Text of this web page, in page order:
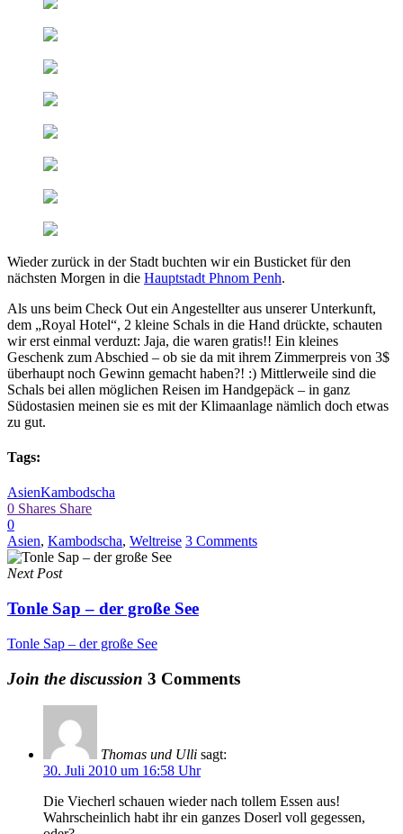
Wieder zurück in der Stadt buchten wir ein Busticket für den
nächsten Morgen in die Hauptstadt Phnom Penh.
Als uns beim Check Out ein Angestellter aus unserer Unterkunft,
dem „Royal Hotel“, 2 kleine Schals in die Hand drückte, schauten
wir erst einmal verduzt: Jaja, die waren gratis!! Ein kleines
Geschenk zum Abschied – ob sie da mit ihrem Zimmerpreis von 3$
überhaupt noch Gewinn gemacht haben?! :) Mittlerweile sind die
Schals bei allen möglichen Reisen im Handgepäck – in ganz
Südostasien meinen sie es mit der Klimaanlage nämlich doch etwas
zu gut.
Tags:
AsienKambodscha
0 Shares Share
0
Asien, Kambodscha, Weltreise 3 Comments
Next Post
Tonle Sap – der große See
Tonle Sap – der große See
Join the discussion 3 Comments
Thomas und Ulli sagt:
30. Juli 2010 um 16:58 Uhr
Die Viecherl schauen wieder nach tollem Essen aus!
Wahrscheinlich habt ihr ein ganzes Doserl voll gegessen,